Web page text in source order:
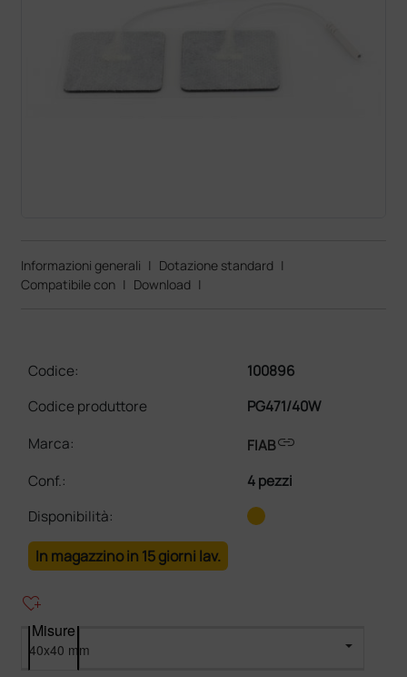
Informazioni generali | Dotazione standard |
Compatibile con | Download |
Codice:
100896
Codice produttore
PG471/40W
Marca:
FIABlink
Conf.:
4 pezzi
Disponibilità:
In magazzino in 15 giorni lav.
heart_plus
Misure